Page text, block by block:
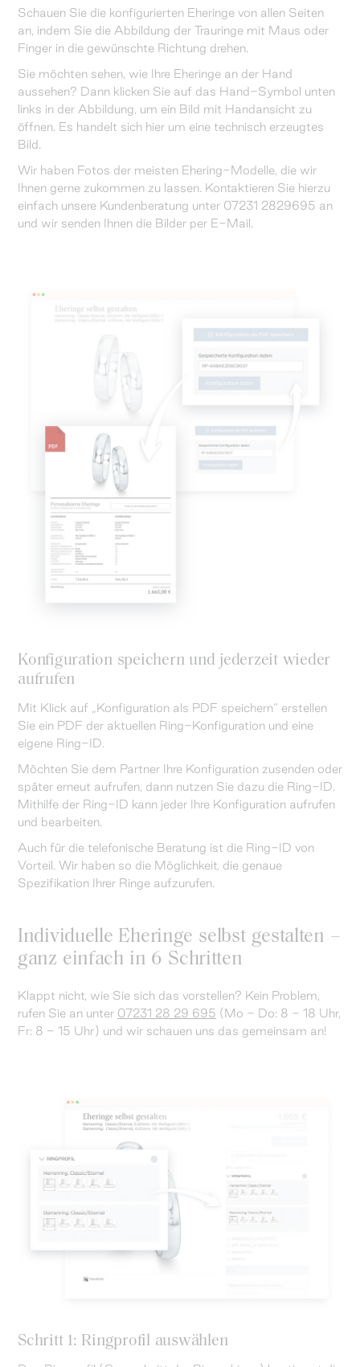
Schauen Sie die konfigurierten Eheringe von allen Seiten
an, indem Sie die Abbildung der Trauringe mit Maus oder
Finger in die gewünschte Richtung drehen.
Sie möchten sehen, wie Ihre Eheringe an der Hand
aussehen? Dann klicken Sie auf das Hand-Symbol unten
links in der Abbildung, um ein Bild mit Handansicht zu
öffnen. Es handelt sich hier um eine technisch erzeugtes
Bild.
Wir haben Fotos der meisten Ehering-Modelle, die wir
Ihnen gerne zukommen zu lassen. Kontaktieren Sie hierzu
einfach unsere Kundenberatung unter 07231 2829695 an
und wir senden Ihnen die Bilder per E-Mail.
Konfiguration speichern und jederzeit wieder
aufrufen
Mit Klick auf „Konfiguration als PDF speichern“ erstellen
Sie ein PDF der aktuellen Ring-Konfiguration und eine
eigene Ring-ID.
Möchten Sie dem Partner Ihre Konfiguration zusenden oder
später erneut aufrufen, dann nutzen Sie dazu die Ring-ID.
Mithilfe der Ring-ID kann jeder Ihre Konfiguration aufrufen
und bearbeiten.
Auch für die telefonische Beratung ist die Ring-ID von
Vorteil. Wir haben so die Möglichkeit, die genaue
Spezifikation Ihrer Ringe aufzurufen.
Individuelle Eheringe selbst gestalten –
ganz einfach in 6 Schritten
Klappt nicht, wie Sie sich das vorstellen? Kein Problem,
rufen Sie an unter 07231 28 29 695 (Mo - Do: 8 - 18 Uhr,
Fr: 8 - 15 Uhr) und wir schauen uns das gemeinsam an!
Schritt 1: Ringprofil auswählen